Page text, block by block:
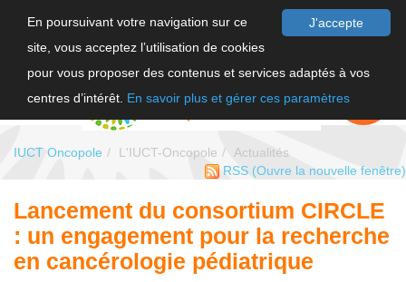
J'accepte
En poursuivant votre navigation sur ce
site, vous acceptez l’utilisation de cookies
pour vous proposer des contenus et services adaptés à vos
centres d’intérêt. En savoir plus et gérer ces paramètres
FAIRE UN
DON
IUCT Oncopole L'IUCT-Oncopole
Actualités
RSS (Ouvre la nouvelle fenêtre)
Lancement du consortium CIRCLE
: un engagement pour la recherche
en cancérologie pédiatrique